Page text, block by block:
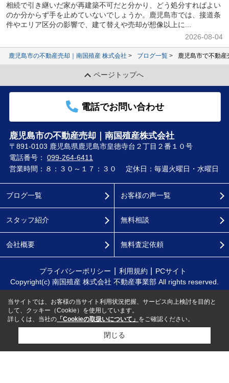
相続で引き継いだ家が再建築不可だと分かり、どう処分すればよい
のか分からず手を止めていないでしょうか。鹿児島市では、接道条
件やエリア区分の影響で、建て替えや売却が想像以上に...
2026-08-04
鹿児島市の不動産売却｜南国殖産 株式会社 ブログ一覧 鹿児島市で不動
ページトップへ
電話でお問い合わせ
鹿児島市の不動産売却｜南国殖産株式会社
〒891-0103 鹿児島県鹿児島市皇徳寺台２丁目２番１０号
電話番号： 099-264-6411
営業時間：８：３０～１７：３０
定休日：毎週火曜日・水曜日
ブログ一覧
スタッフ紹介
会社概要
お客様の声一覧
無料相談
無料査定依頼
プライバシーポリシー 利用規約
PCサイト
Copyright(c) 南国殖産 株式会社 不動産事業部 All rights reserved.
当サイトでは、お客様の当サイト利用状況把握、サービス向上検討を目的と
して、クッキー（Cookie）を使用しています。
詳しくは、当社の 「Cookieの取扱いについて」 をご確認ください。
閉じる